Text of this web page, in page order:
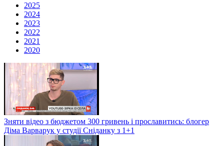
2025
2024
2023
2022
2021
2020
Зняти відео з бюджетом 300 гривень і прославитись: блогер
Діма Варварук у студії Сніданку з 1+1